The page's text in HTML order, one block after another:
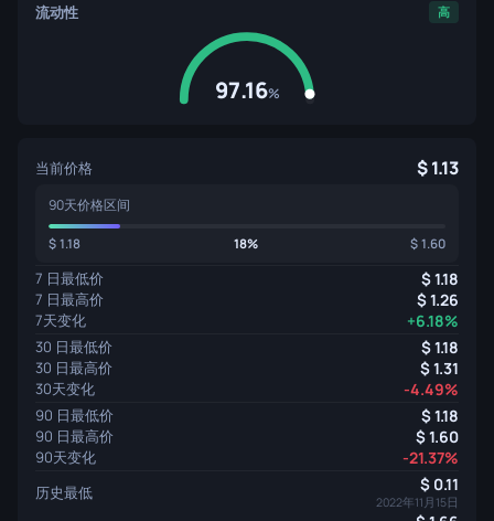
流动性 高
97.16%
当前价格 1.13
90天价格区间
1.18 18% 1.60
7 日最低价 1.18
7 日最高价 1.26
7天变化 +6.18%
30 日最低价 1.18
30 日最高价 1.31
30天变化 -4.49%
90 日最低价 1.18
90 日最高价 1.60
90天变化 -21.37%
历史最低 0.11
2022年11月15日